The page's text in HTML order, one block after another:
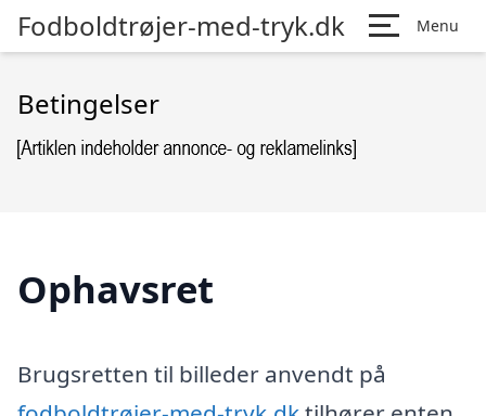
Fodboldtrøjer-med-tryk.dk Menu
Betingelser
Ophavsret
Brugsretten til billeder anvendt på